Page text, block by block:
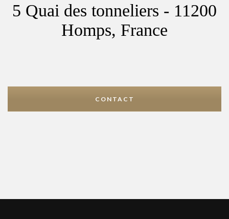
5 Quai des tonneliers - 11200
Homps, France
CONTACT